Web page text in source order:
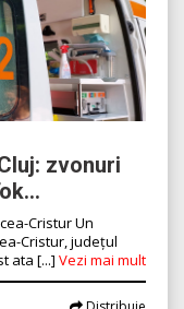
zvonuri
Cristur Un
Cristur, județul
ata [...] Vezi mai mult